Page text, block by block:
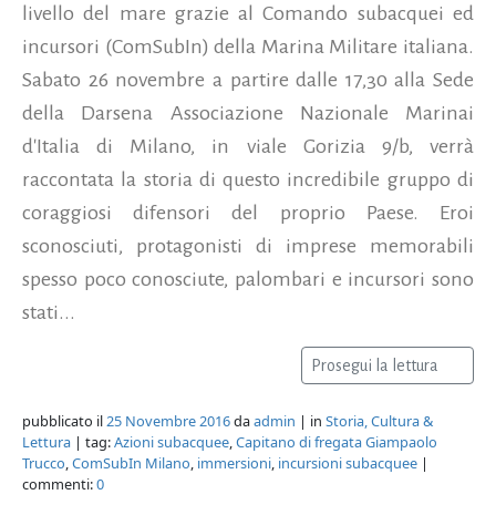
livello del mare grazie al Comando subacquei ed
incursori (ComSubIn) della Marina Militare italiana.
Sabato 26 novembre a partire dalle 17,30 alla Sede
della Darsena Associazione Nazionale Marinai
d'Italia di Milano, in viale Gorizia 9/b, verrà
raccontata la storia di questo incredibile gruppo di
coraggiosi difensori del proprio Paese. Eroi
sconosciuti, protagonisti di imprese memorabili
spesso poco conosciute, palombari e incursori sono
stati...
Prosegui la lettura
pubblicato il25 Novembre 2016daadmin | in Storia, Cultura &
Lettura | tag:Azioni subacquee,Capitano di fregata Giampaolo
Trucco,ComSubIn Milano, immersioni, incursioni subacquee |
commenti:0